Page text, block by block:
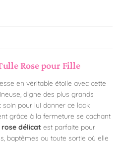
Rose pour Fille
en véritable étoile avec cette
digne des plus grands
soin pour lui donner ce look
grâce à la fermeture se cachant
rose délicat est parfaite pour
baptêmes ou toute sortie où elle